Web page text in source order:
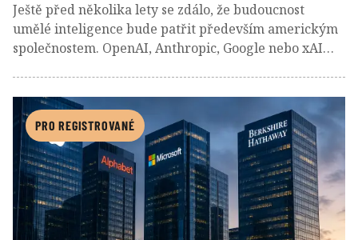
Ještě před několika lety se zdálo, že budoucnost
umělé inteligence bude patřit především americkým
společnostem. OpenAI, Anthropic, Google nebo xAI
PRO REGISTROVANÉ